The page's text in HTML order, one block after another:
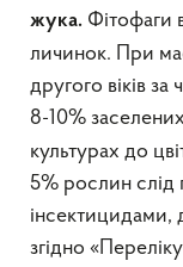
жука. Фітофаги
личинок. При
другого віків
8-10%
культурах до
5% рослин
інсектицидами,
згідно